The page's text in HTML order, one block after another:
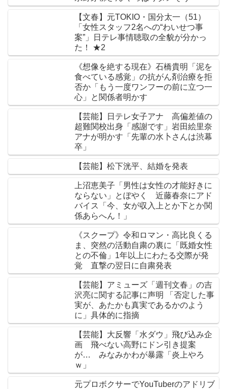
【文春】元TOKIO・国分太一（51）
「女性スタッフ2名への“わいせつ事
案”」日テレ事情聴取の全貌が分かっ
た！ ★2
《想像を絶する現在》石橋貴明「泥を
食べている感覚」の抗がん剤治療を拒
否か「もう一度ワンフーの前に立つ一
心」と関係者明かす
【芸能】日テレ女子アナ 高偏差値の
超難関校出身「感謝です」岩田絵里奈
アナが明かす「先輩の水卜さんは渋幕
卒」
【芸能】松下洸平、結婚を発表
上沼恵美子「男性は女性の才能好きに
ならない」とぼやく 近藤春奈にアド
バイス「今、女が収入上とか下とか関
係あらへん！」
《スクープ》令和ロマン・高比良くる
ま、突然の活動自粛の裏に「既婚女性
との不倫」1年以上にわたる交際が発
覚 直撃の翌日に自粛発表
【芸能】アミューズ「週刊文春」の吉
沢亮に関する記事に声明 「否定した事
実が、あたかも真実であるかのよう
に」具体的に指摘
【芸能】大反響「水ダウ」飛び込み企
画 飛べない高野にドン引き提案
が… みなみかわが暴露「炎上やろ
ｗ」
元プロボクサーでYouTuberのアドリブ